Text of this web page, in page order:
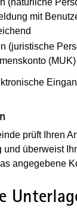
(natürliche
mit
(juristische
(MUK)
prüft Ihren
und überweist
angegebene